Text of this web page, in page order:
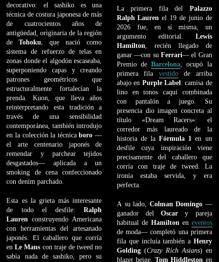
decorativo: el sashiko es una
técnica de costura japonesa de más
de cuatrocientos años de
antigüedad, originaria de la región
deTohoku , que nació como
sistema de refuerzo de telas en
zonas donde el algodón escaseaba,
superponiendo capas y creando
patrones geométricos que
estructuralmente fortalecían la
prenda. Kuon, que lleva años
reinterpretando esta tradición a
través de una sensibilidad
contemporánea, también introdujo
en la colección la técnicaboro —
el arte centenario japonés de
remendar y parchear tejidos
desgastados— aplicada a un
smoking de cena confeccionado
con denim parchado.
Esta es la grieta más interesante
de todo el desfile:Ralph
Lauren construyendo Americana
con herramientas del artesanado
japonés. El caballero que corría
enLe Mans con traje de tweed no
sabía nada de sashiko, pero su
La primera fila del Palazzo
Ralph Lauren el 19 de junio de
2026 fue, en sí misma, un
argumento editorial. Lewis
Hamilton , recién llegado de
ganar —con su Ferrari— el Gran
Premio de Barcelona , ocupó la
primera fila vestidode arriba
abajo en Purple Label: camisa de
lino en tonos caqui combinada
con pantalón a juego. Su
presencia dio imagen concreta al
título «Dream Racers»: el
corredor más laureado de la
historia de la Fórmula 1 en un
desfile cuya inspiración viene
precisamente del caballero que
corría con traje de tweed. La
ironía estaba servida, y era
perfecta.
A su lado, Colman Domingo—
ganador del Oscary pareja
habitual de Hamilton en eventos
de moda— completó una primera
fila que incluía también a Henry
Golding(Crazy Rich Asians) en
blazer beige, Tom Hiddleston en